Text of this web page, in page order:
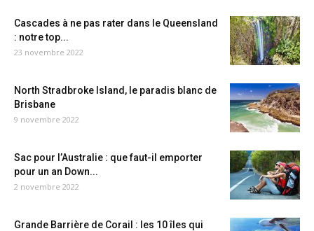
Cascades à ne pas rater dans le Queensland
: notre top...
23 novembre 2022
North Stradbroke Island, le paradis blanc de
Brisbane
9 novembre 2022
Sac pour l’Australie : que faut-il emporter
pour un an Down...
2 novembre 2022
Grande Barrière de Corail : les 10 îles qui